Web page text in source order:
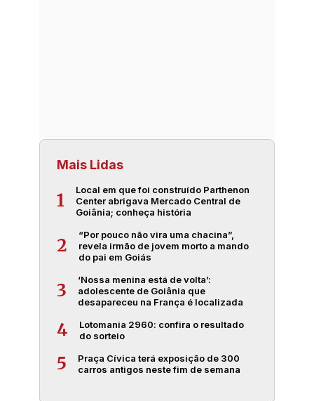
Mais Lidas
1
Local em que foi construído Parthenon
Center abrigava Mercado Central de
Goiânia; conheça história
2
“Por pouco não vira uma chacina”,
revela irmão de jovem morto a mando
do pai em Goiás
3
‘Nossa menina está de volta’:
adolescente de Goiânia que
desapareceu na França é localizada
4
Lotomania 2960: confira o resultado
do sorteio
5
Praça Cívica terá exposição de 300
carros antigos neste fim de semana